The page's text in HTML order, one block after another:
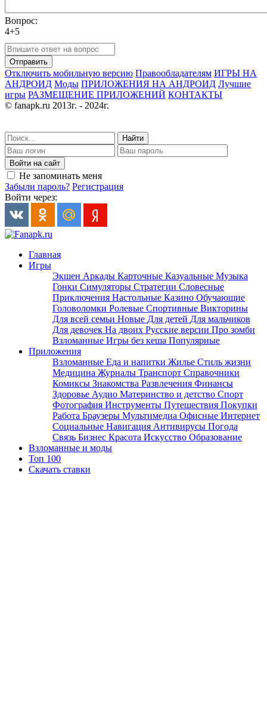
Вопрос:
4+5
Отправить
Отключить мобильную версию Правообладателям ИГРЫ НА
АНДРОИД Моды ПРИЛОЖЕНИЯ НА АНДРОИД Лучшие
игры РАЗМЕЩЕНИЕ ПРИЛОЖЕНИЙ КОНТАКТЫ
© fanapk.ru 2013г. - 2024г.
Найти
Войти на сайт
Не запоминать меня
Забыли пароль? Регистрация
Войти через:
Главная
Игры
Экшен Аркады Карточные Казуальные Музыка
Гонки Симуляторы Стратегии Словесные
Приключения Настольные Казино Обучающие
Головоломки Ролевые Спортивные Викторины
Для всей семьи Новые Для детей Для мальчиков
Для девочек На двоих Русские версии Про зомби
Взломанные Игры без кеша Популярные
Приложения
Взломанные Еда и напитки Жилье Стиль жизни
Медицина Журналы Транспорт Справочники
Комиксы Знакомства Развлечения Финансы
Здоровье Аудио Материнство и детство Спорт
Фотография Инструменты Путешествия Покупки
Работа Браузеры Мультимедиа Офисные Интернет
Социальные Навигация Антивирусы Погода
Связь Бизнес Красота Искусство Образование
Взломанные и моды
Топ 100
Скачать ставки